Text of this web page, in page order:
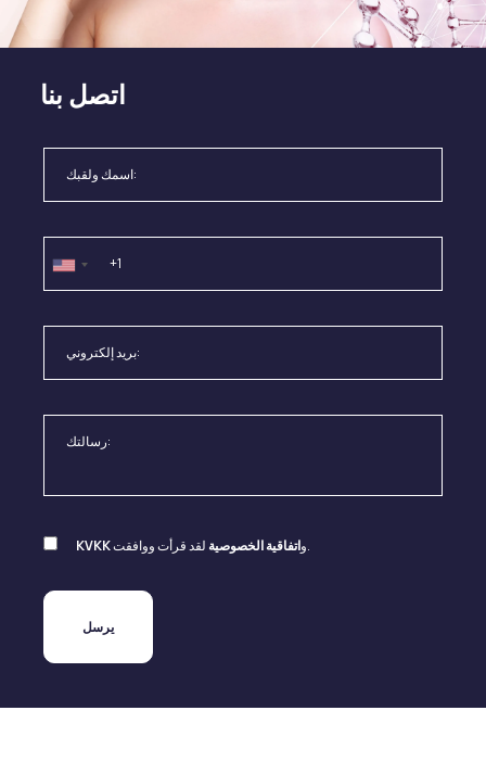
اتصل بنا
KVKK واتفاقية الخصوصية لقد قرأت ووافقت.